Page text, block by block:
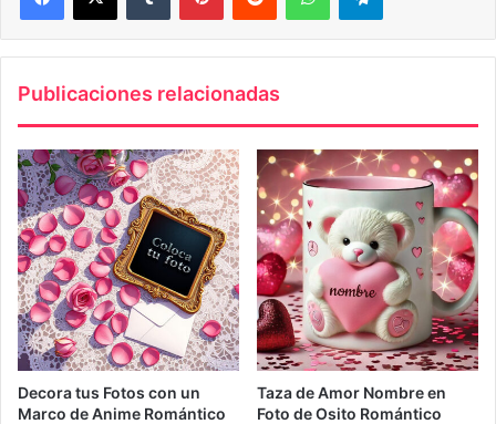
Publicaciones relacionadas
Decora tus Fotos con un
Marco de Anime Romántico
Taza de Amor Nombre en
Foto de Osito Romántico